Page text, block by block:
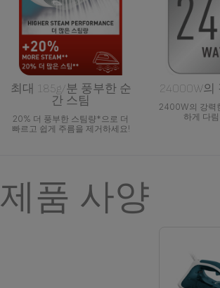
최대 185g/분 풍부한 순
간 스팀
20% 더 풍부한 스팀량*으로 더
빠르고 쉽게 주름을 제거하세요!
24000W의
2400W의 강력
하게 다
제품 사양